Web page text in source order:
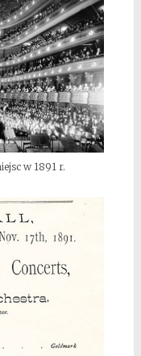
w 1891 r.